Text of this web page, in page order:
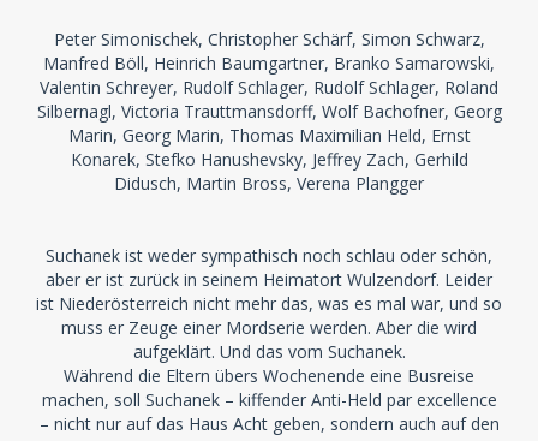
Peter Simonischek, Christopher Schärf, Simon Schwarz,
Manfred Böll, Heinrich Baumgartner, Branko Samarowski,
Valentin Schreyer, Rudolf Schlager, Rudolf Schlager, Roland
Silbernagl, Victoria Trauttmansdorff, Wolf Bachofner, Georg
Marin, Georg Marin, Thomas Maximilian Held, Ernst
Konarek, Stefko Hanushevsky, Jeffrey Zach, Gerhild
Didusch, Martin Bross, Verena Plangger
Suchanek ist weder sympathisch noch schlau oder schön,
aber er ist zurück in seinem Heimatort Wulzendorf. Leider
ist Niederösterreich nicht mehr das, was es mal war, und so
muss er Zeuge einer Mordserie werden. Aber die wird
aufgeklärt. Und das vom Suchanek.
Während die Eltern übers Wochenende eine Busreise
machen, soll Suchanek – kiffender Anti-Held par excellence
– nicht nur auf das Haus Acht geben, sondern auch auf den